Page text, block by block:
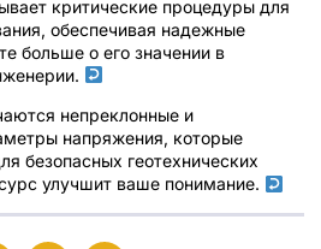
критические процедуры для
обеспечивая надежные
больше о его значении в
непреклонные и
напряжения, которые
безопасных геотехнических
улучшит ваше понимание.